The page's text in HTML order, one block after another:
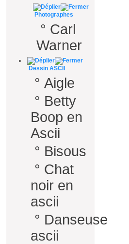
Photographes
° Carl
Warner
Dessin ASCII
° Aigle
° Betty
Boop en
Ascii
° Bisous
° Chat
noir en
ascii
° Danseuse
ascii